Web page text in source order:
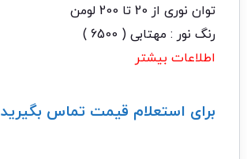
توان نوری از 20 تا 200 لومن
رنگ نور : مهتابی ( 6500 )
اطلاعات بیشتر
برای استعلام قیمت تماس بگیرید